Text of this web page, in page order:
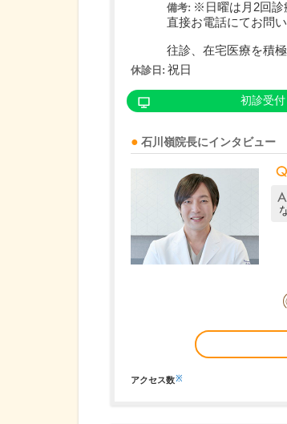
備考: ※日曜は月2回診
直接お電話にてお問
往診、在宅医療を積
休診日: 祝日
初診受付
石川嶺院長にインタビュー
アクセス数※